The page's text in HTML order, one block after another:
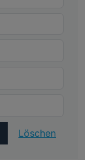
Löschen